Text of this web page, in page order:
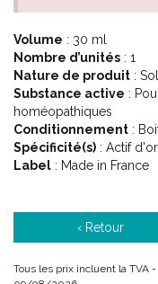
Volume : 30 ml
Nombre d’unités : 1
Nature de produit :
Substance active :
homéopathiques
Conditionnement :
Spécificité(s) : Actif
Label : Made in France
‹ Retour
Tous les prix incluent la TVA